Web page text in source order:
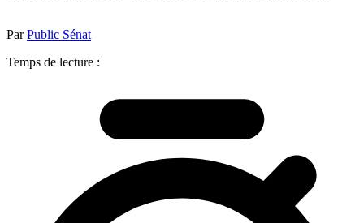
ParPublic Sénat
Temps de lecture :